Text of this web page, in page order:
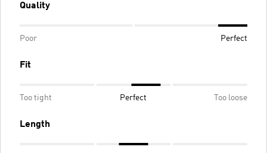
Quality
Poor Perfect
Fit
Too tight Perfect Too loose
Length